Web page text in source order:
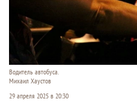
Водитель автобуса.
Михаил Хаустов
29 апреля 2025 в 20:30